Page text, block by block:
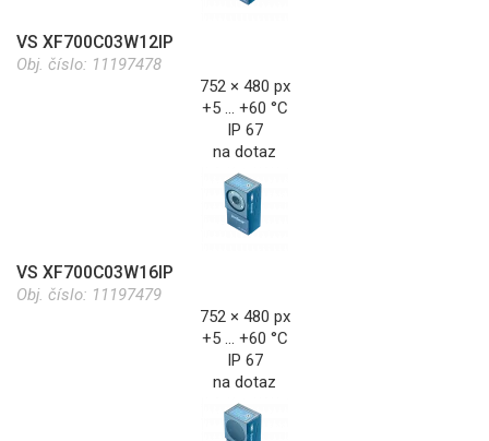
VS XF700C03W12IP
Obj. číslo: 11197478
752 × 480 px
+5 … +60 °C
IP 67
na dotaz
VS XF700C03W16IP
Obj. číslo: 11197479
752 × 480 px
+5 … +60 °C
IP 67
na dotaz